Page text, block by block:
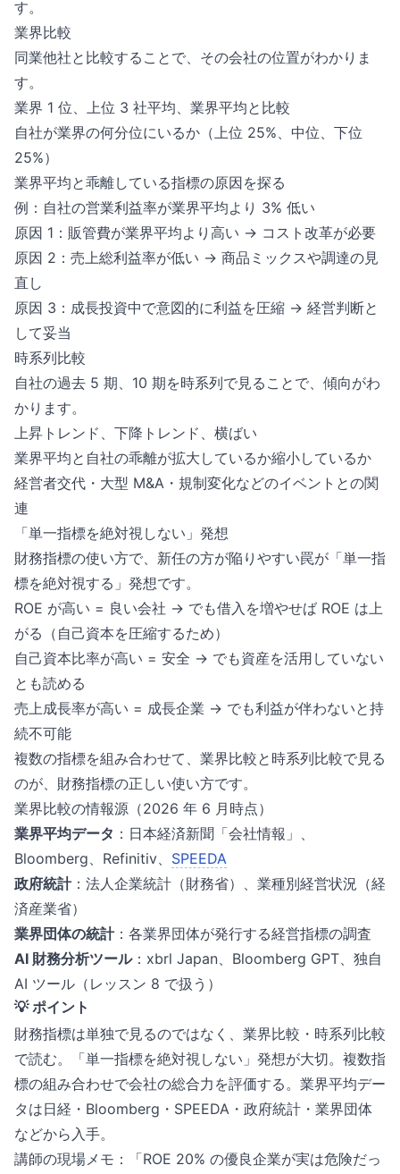
す。
業界比較
同業他社と比較することで、その会社の位置がわかりま
す。
業界 1 位、上位 3 社平均、業界平均と比較
自社が業界の何分位にいるか（上位 25%、中位、下位
25%）
業界平均と乖離している指標の原因を探る
例：自社の営業利益率が業界平均より 3% 低い
原因 1：販管費が業界平均より高い → コスト改革が必要
原因 2：売上総利益率が低い → 商品ミックスや調達の見
直し
原因 3：成長投資中で意図的に利益を圧縮 → 経営判断と
して妥当
時系列比較
自社の過去 5 期、10 期を時系列で見ることで、傾向がわ
かります。
上昇トレンド、下降トレンド、横ばい
業界平均と自社の乖離が拡大しているか縮小しているか
経営者交代・大型 M&A・規制変化などのイベントとの関
連
「単一指標を絶対視しない」発想
財務指標の使い方で、新任の方が陥りやすい罠が「単一指
標を絶対視する」発想です。
ROE が高い = 良い会社 → でも借入を増やせば ROE は上
がる（自己資本を圧縮するため）
自己資本比率が高い = 安全 → でも資産を活用していない
とも読める
売上成長率が高い = 成長企業 → でも利益が伴わないと持
続不可能
複数の指標を組み合わせて、業界比較と時系列比較で見る
のが、財務指標の正しい使い方です。
業界比較の情報源（2026 年 6 月時点）
業界平均データ ：日本経済新聞「会社情報」、
Bloomberg、Refinitiv、 SPEEDA
政府統計：法人企業統計（財務省）、業種別経営状況（経
済産業省）
業界団体の統計：各業界団体が発行する経営指標の調査
AI 財務分析ツール：xbrl Japan、Bloomberg GPT、独自
AI ツール（レッスン 8 で扱う）
💡 ポイント
財務指標は単独で見るのではなく、業界比較・時系列比較
で読む。「単一指標を絶対視しない」発想が大切。複数指
標の組み合わせで会社の総合力を評価する。業界平均デー
タは日経・Bloomberg・SPEEDA・政府統計・業界団体
などから入手。
講師の現場メモ：「ROE 20% の優良企業が実は危険だっ